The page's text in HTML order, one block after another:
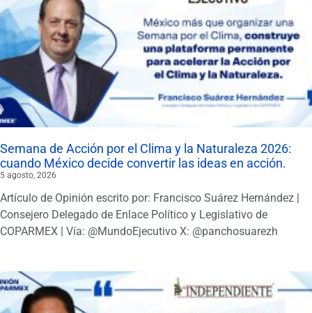
Semana de Acción por el Clima y la Naturaleza 2026:
cuando México decide convertir las ideas en acción.
5 agosto, 2026
Artículo de Opinión escrito por: Francisco Suárez Hernández |
Consejero Delegado de Enlace Político y Legislativo de
COPARMEX | Vía: @MundoEjecutivo X: @panchosuarezh